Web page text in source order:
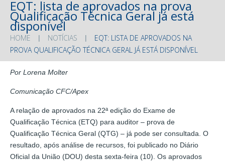
EQT: lista de aprovados na prova
Qualificação Técnica Geral já está
disponível
HOME NOTÍCIAS
EQT: LISTA DE APROVADOS NA
PROVA QUALIFICAÇÃO TÉCNICA GERAL JÁ ESTÁ DISPONÍVEL
Por Lorena Molter
Comunicação CFC/Apex
A relação de aprovados na 22ª edição do Exame de
Qualificação Técnica (ETQ) para auditor – prova de
Qualificação Técnica Geral (QTG) – já pode ser consultada. O
resultado, após análise de recursos, foi publicado no Diário
Oficial da União (DOU) desta sexta-feira (10). Os aprovados